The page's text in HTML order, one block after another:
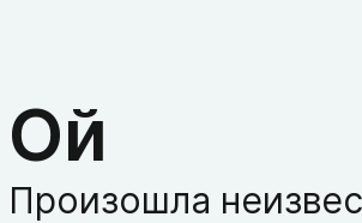
Ой
Произошла